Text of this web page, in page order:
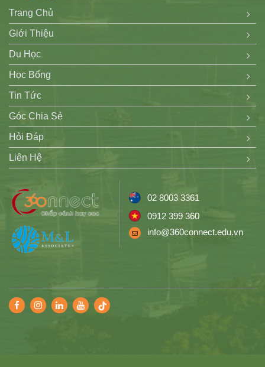
Trang Chủ
Giới Thiệu
Du Học
Học Bổng
Tin Tức
Góc Chia Sẻ
Hỏi Đáp
Liên Hệ
02 8003 3361
0912 399 360
info@360connect.edu.vn